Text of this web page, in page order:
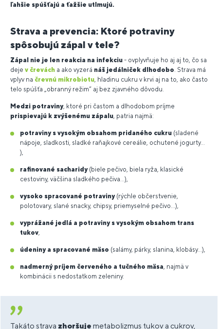
ľahšie spúšťajú a ťažšie utlmujú.
Strava a prevencia: Ktoré potraviny
spôsobujú zápal v tele?
Zápal nie je len reakcia na infekciu - ovplyvňuje ho aj aj to, čo sa
deje v črevách a ako vyzerá náš jedálniček dlhodobo . Strava má
vplyv na črevnú mikrobiotu , hladinu cukru v krvi aj na to, ako často
telo spúšťa „obranný režim“ aj bez zjavného dôvodu.
Medzi potraviny, ktoré pri častom a dlhodobom príjme
prispievajú k zvýšenému zápalu , patria najmä:
potraviny s vysokým obsahom pridaného cukru (sladené
nápoje, sladkosti, sladké raňajkové cereálie, ochutené jogurty...
),
rafinované sacharidy(biele pečivo, biela ryža, klasické
cestoviny, väčšina sladkého pečiva...),
vysoko spracované potraviny(rýchle občerstvenie,
polotovary, slané snacky, chipsy, prie­myselné pečivo...),
vyprážané jedlá a potraviny s vysokým obsahom trans
tukov
údeniny a spracované mäso (salámy, párky, slanina, klobásy...),
nadmerný príjem červeného a tučného mäsa , najmä v
kombinácii s nedostatkom zeleniny.
Takáto strava zhoršuje metabolizmus tukov a cukrov,